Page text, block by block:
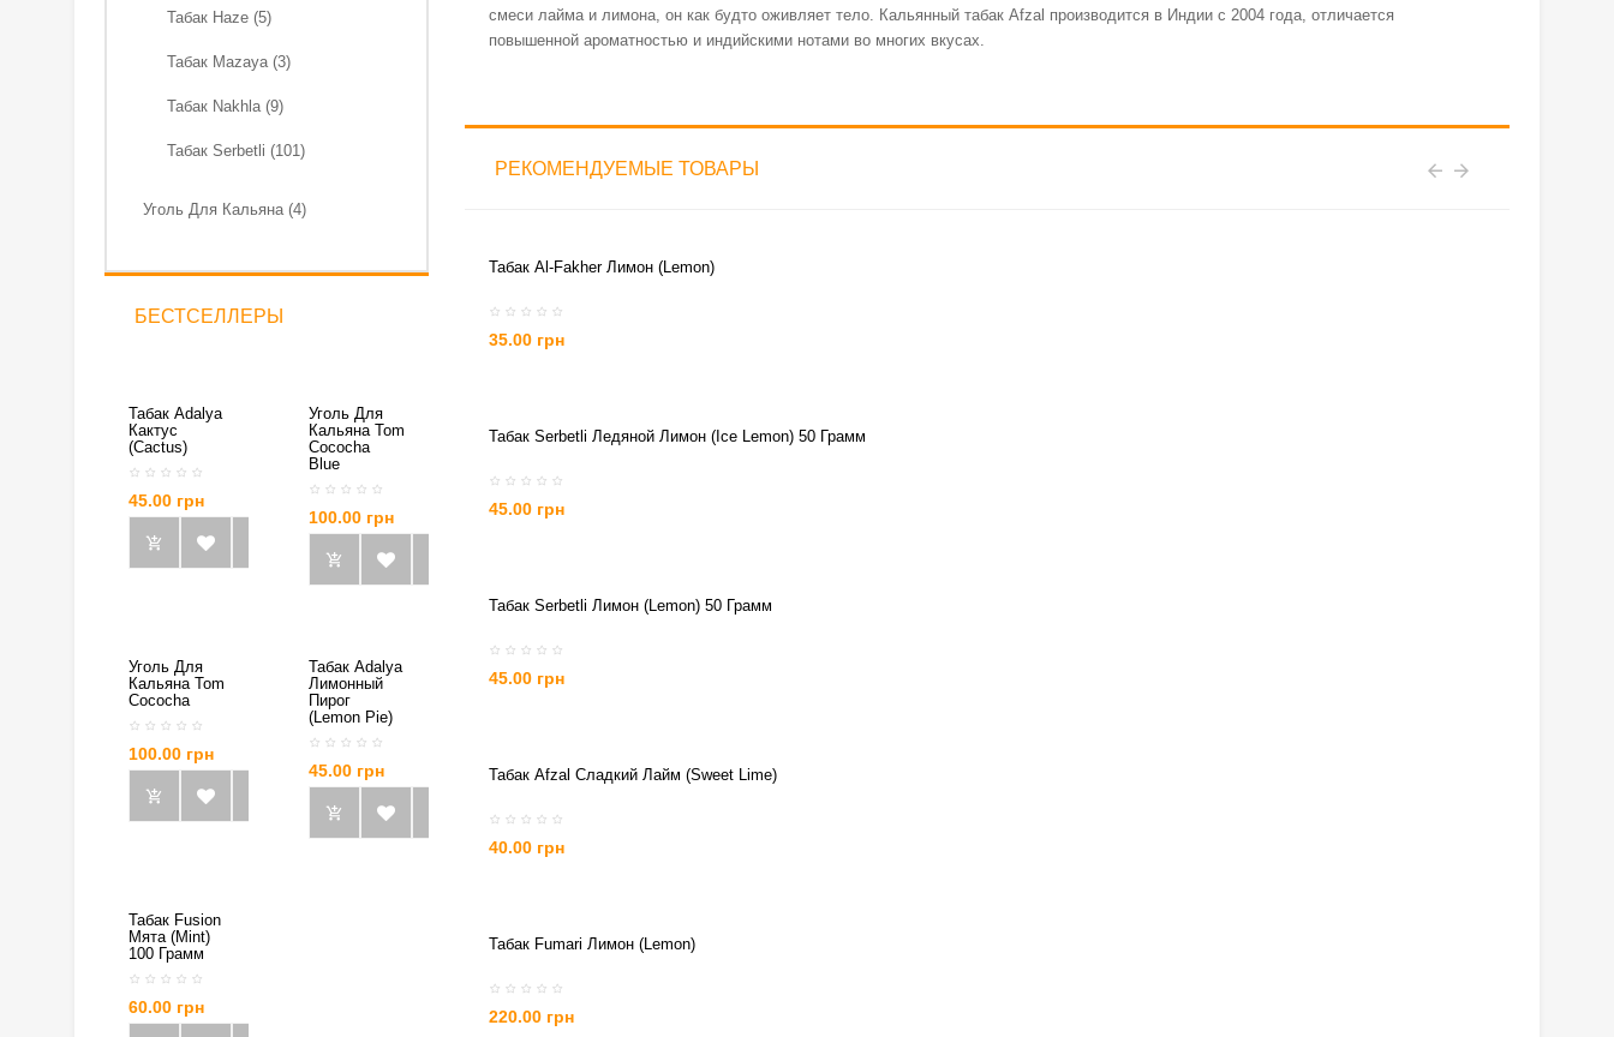
Табак Haze (5)
Табак Mazaya (3)
Табак Nakhla (9)
Табак Serbetli (101)
Уголь Для Кальяна (4)
БЕСТСЕЛЛЕРЫ
Табак Adalya
Кактус
(Cactus)
45.00 грн
Уголь Для
Кальяна Tom
Cococha
Blue
100.00 грн
Уголь Для
Кальяна Tom
Cococha
100.00 грн
Табак Adalya
Лимонный
Пирог
(Lemon Pie)
45.00 грн
Табак Fusion
Мята (Mint)
100 Грамм
60.00 грн
смеси лайма и лимона, он как будто оживляет тело. Кальянный табак Afzal производится в Индии с 2004 года, отличается
повышенной ароматностью и индийскими нотами во многих вкусах.
РЕКОМЕНДУЕМЫЕ ТОВАРЫ
Табак Al-Fakher Лимон (Lemon)
35.00 грн
Табак Serbetli Ледяной Лимон (Ice Lemon) 50 Грамм
45.00 грн
Табак Serbetli Лимон (Lemon) 50 Грамм
45.00 грн
Табак Afzal Сладкий Лайм (Sweet Lime)
40.00 грн
Табак Fumari Лимон (Lemon)
220.00 грн